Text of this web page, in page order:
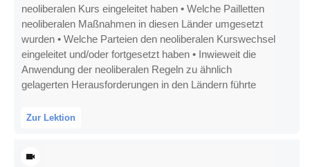
neoliberalen Kurs eingeleitet haben • Welche Pailletten
neoliberalen Maßnahmen in diesen Länder umgesetzt
wurden • Welche Parteien den neoliberalen Kurswechsel
eingeleitet und/oder fortgesetzt haben • Inwieweit die
Anwendung der neoliberalen Regeln zu ähnlich
gelagerten Herausforderungen in den Ländern führte
Zur Lektion